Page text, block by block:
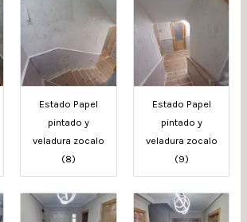
Estado Papel
pintado y
veladura zocalo
(8)
Estado Papel
pintado y
veladura zocalo
(9)